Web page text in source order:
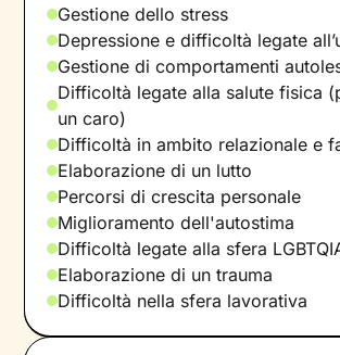
Gestione dello stress
Depressione e difficoltà legate
Gestione di comportamenti
Difficoltà legate alla salute fisica
un caro)
Difficoltà in ambito relazionale e
Elaborazione di un lutto
Percorsi di crescita personale
Miglioramento dell'autostima
Difficoltà legate alla sfera
Elaborazione di un trauma
Difficoltà nella sfera lavorativa